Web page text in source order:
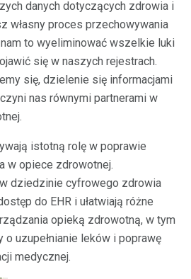
danych dotyczących zdrowia i
własny proces przechowywania
to wyeliminować wszelkie luki
się w naszych rejestrach.
się, dzielenie się informacjami
nas równymi partnerami w
istotną rolę w poprawie
w opiece zdrowotnej.
dziedzinie cyfrowego zdrowia
do EHR i ułatwiają różne
opieką zdrowotną, w tym
uzupełnianie leków i poprawę
medycznej.